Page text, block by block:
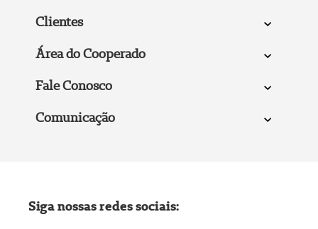
Clientes
Área do Cooperado
Fale Conosco
Comunicação
Siga nossas redes sociais: